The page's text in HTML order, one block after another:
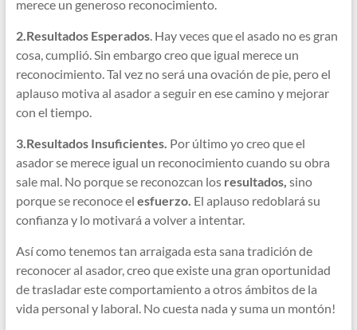
merece un generoso reconocimiento.
2.Resultados Esperados. Hay veces que el asado no es gran
cosa, cumplió. Sin embargo creo que igual merece un
reconocimiento. Tal vez no será una ovación de pie, pero el
aplauso motiva al asador a seguir en ese camino y mejorar
con el tiempo.
3.Resultados Insuficientes. Por último yo creo que el
asador se merece igual un reconocimiento cuando su obra
sale mal. No porque se reconozcan los resultados, sino
porque se reconoce el esfuerzo. El aplauso redoblará su
confianza y lo motivará a volver a intentar.
Así como tenemos tan arraigada esta sana tradición de
reconocer al asador, creo que existe una gran oportunidad
de trasladar este comportamiento a otros ámbitos de la
vida personal y laboral. No cuesta nada y suma un montón!